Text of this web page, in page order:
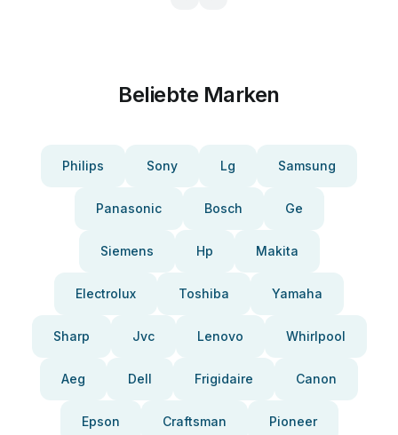
Beliebte Marken
Philips Sony Lg Samsung
Panasonic Bosch Ge
Siemens Hp Makita
Electrolux Toshiba Yamaha
Sharp Jvc Lenovo Whirlpool
Aeg Dell Frigidaire Canon
Epson Craftsman Pioneer